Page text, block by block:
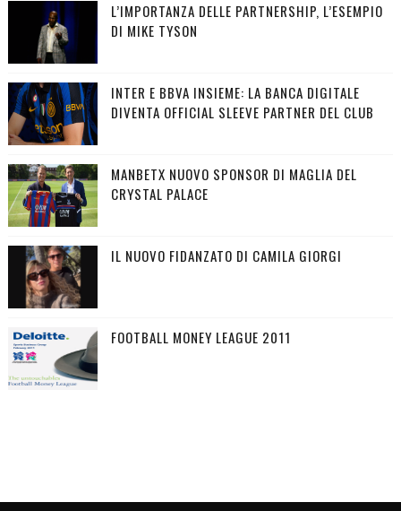
L’IMPORTANZA DELLE PARTNERSHIP, L’ESEMPIO
DI MIKE TYSON
INTER E BBVA INSIEME: LA BANCA DIGITALE
DIVENTA OFFICIAL SLEEVE PARTNER DEL CLUB
MANBETX NUOVO SPONSOR DI MAGLIA DEL
CRYSTAL PALACE
IL NUOVO FIDANZATO DI CAMILA GIORGI
FOOTBALL MONEY LEAGUE 2011